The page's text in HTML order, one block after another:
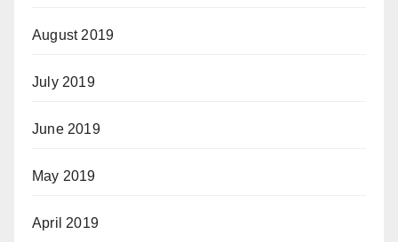
August 2019
July 2019
June 2019
May 2019
April 2019